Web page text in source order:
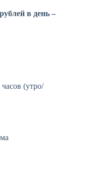
в день –
(утро/